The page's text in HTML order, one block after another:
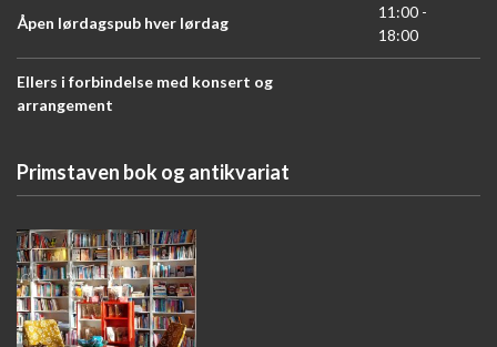
Åpen lørdagspub hver lørdag
11:00 -
18:00
Ellers i forbindelse med konsert og
arrangement
Primstaven bok og antikvariat